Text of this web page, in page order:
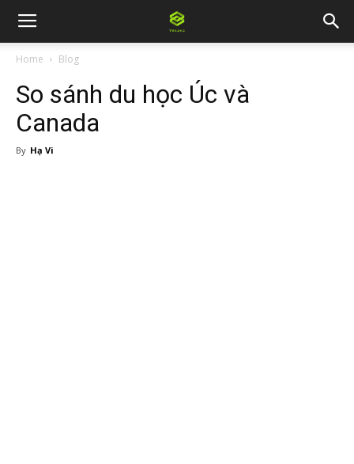
Home Blog
So sánh du học Úc và
Canada
By Hạ Vi